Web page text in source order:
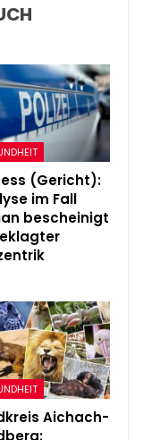
(Gericht):
im Fall
bescheinigt
Aichach-